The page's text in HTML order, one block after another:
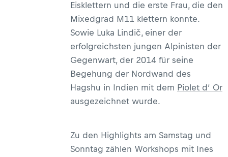
Eisklettern und die erste Frau, die den
Mixedgrad M11 klettern konnte.
Sowie Luka Lindič, einer der
erfolgreichsten jungen Alpinisten der
Gegenwart, der 2014 für seine
Begehung der Nordwand des
Hagshu in Indien mit dem Piolet d‘ Or
ausgezeichnet wurde.
Zu den Highlights am Samstag und
Sonntag zählen Workshops mit Ines